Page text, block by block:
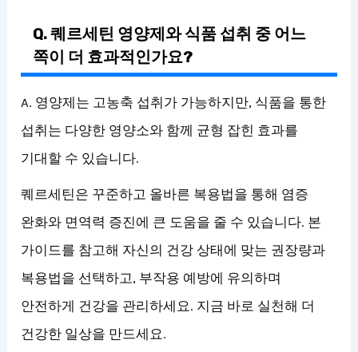
Q. 퀘르세틴 영양제와 식품 섭취 중 어느
쪽이 더 효과적인가요?
A. 영양제는 고농축 섭취가 가능하지만, 식품을 통한
섭취는 다양한 영양소와 함께 균형 잡힌 효과를
기대할 수 있습니다.
퀘르세틴은 꾸준하고 올바른 복용법을 통해 염증
완화와 면역력 증진에 큰 도움을 줄 수 있습니다. 본
가이드를 참고해 자신의 건강 상태에 맞는 권장량과
복용법을 선택하고, 부작용 예방에 유의하며
안전하게 건강을 관리하세요. 지금 바로 실천해 더
건강한 일상을 만드세요.